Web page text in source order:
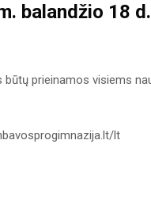
balandžio 18
prieinamos visiems
lt